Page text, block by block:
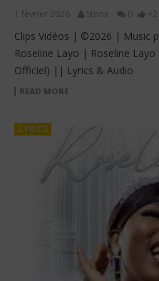
1 février 2026 Stone 0 +2
Clips Vidéos | ©2026 | Music
Roseline Layo | Roseline
Officiel) || Lyrics & Audio
READ MORE
LYRICS